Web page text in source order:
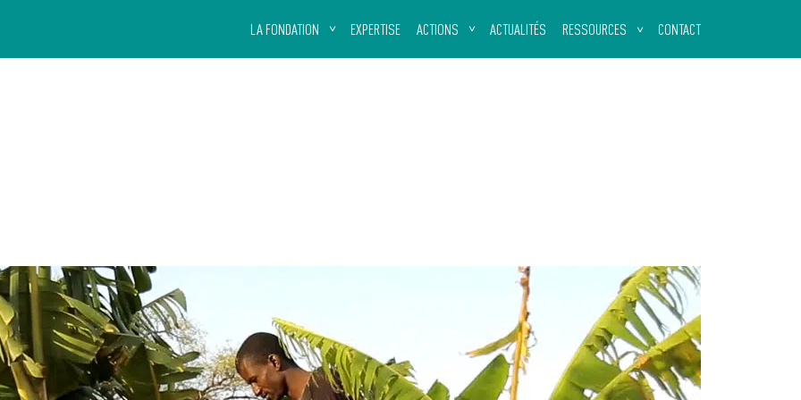
LA FONDATION EXPERTISE ACTIONS ACTUALITÉS RESSOURCES CONTACT